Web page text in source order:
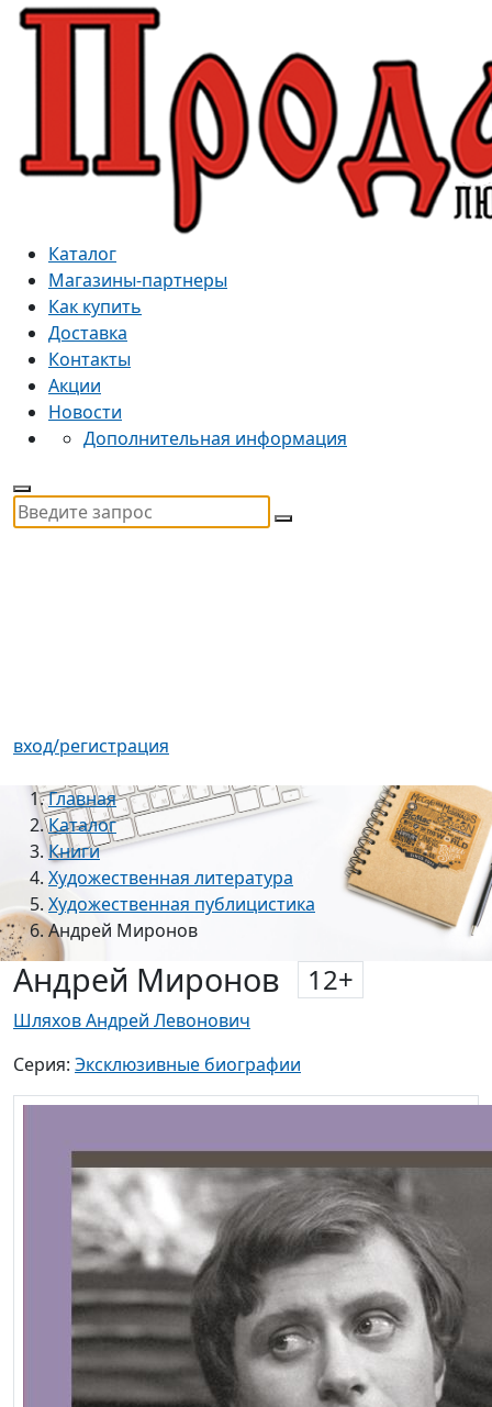
Каталог
Магазины-партнеры
Как купить
Доставка
Контакты
Акции
Новости
Дополнительная информация
вход/регистрация
Главная
Каталог
Книги
Художественная литература
Художественная публицистика
Андрей Миронов
Андрей Миронов 12+
Шляхов Андрей Левонович
Серия: Эксклюзивные биографии